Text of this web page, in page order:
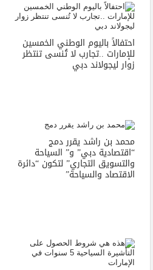
احتفالاً باليوم الوطني الخمسين
للإمارات ..تجارب لا تُنسى تنتظر
زوار ليجولاند دبي
محمد بن راشد يقرر دمج
“اقتصادية دبي” و” السياحة
والتسويق التجاري” لتكون “دائرة
الاقتصاد والسياحة”